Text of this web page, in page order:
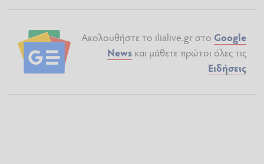
Ακολουθήστε το ilialive.gr στο Google
News και μάθετε πρώτοι όλες τις
Ειδήσεις